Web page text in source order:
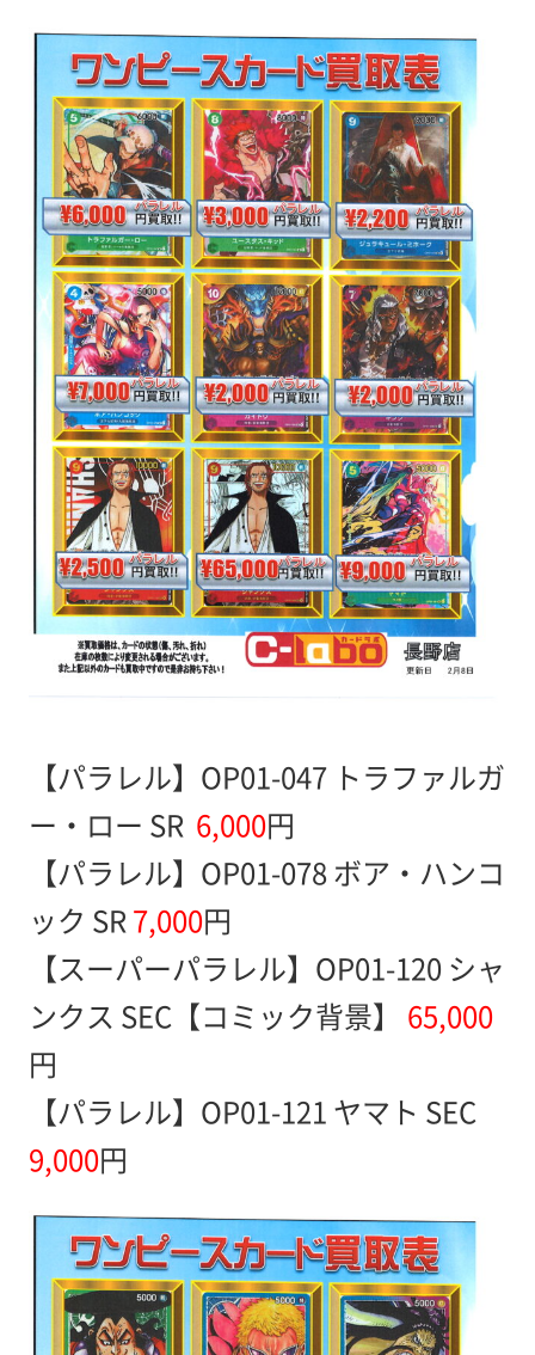
【パラレル】OP01-047 トラファルガ
ー・ロー SR 6,000円
【パラレル】OP01-078 ボア・ハンコ
ック SR7,000円
【スーパーパラレル】OP01-120 シャ
ンクス SEC【コミック背景】 65,000
円
【パラレル】OP01-121 ヤマト SEC
9,000円